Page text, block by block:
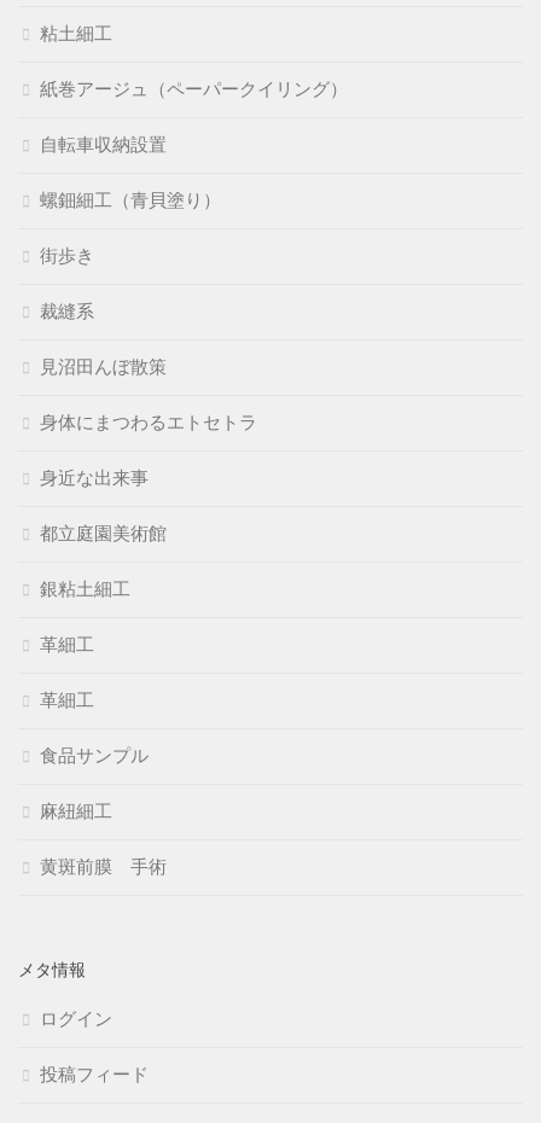
粘土細工
紙巻アージュ（ペーパークイリング）
自転車収納設置
螺鈿細工（青貝塗り）
街歩き
裁縫系
見沼田んぼ散策
身体にまつわるエトセトラ
身近な出来事
都立庭園美術館
銀粘土細工
革細工
革細工
食品サンプル
麻紐細工
黄斑前膜 手術
メタ情報
ログイン
投稿フィード